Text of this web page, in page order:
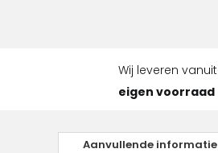
Wij leveren vanuit
eigen voorraad
Aanvullende informatie